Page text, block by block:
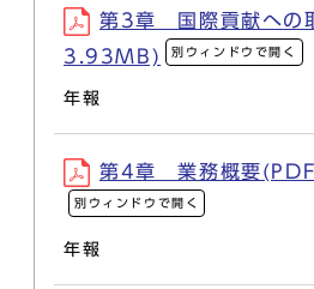
第3章 国際貢献への
3.93MB)
別ウィンドウで開く
年報
第4章 業務概要
別ウィンドウで開く
年報